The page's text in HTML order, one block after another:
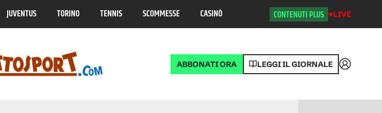
JUVENTUS TORINO TENNIS SCOMMESSE CASINÒ CONTENUTI PLUS LIVE
ABBONATI ORA LEGGI IL GIORNALE Accedi